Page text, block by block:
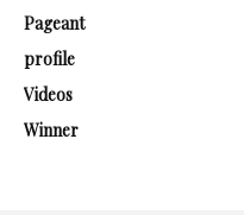
Pageant
profile
Videos
Winner